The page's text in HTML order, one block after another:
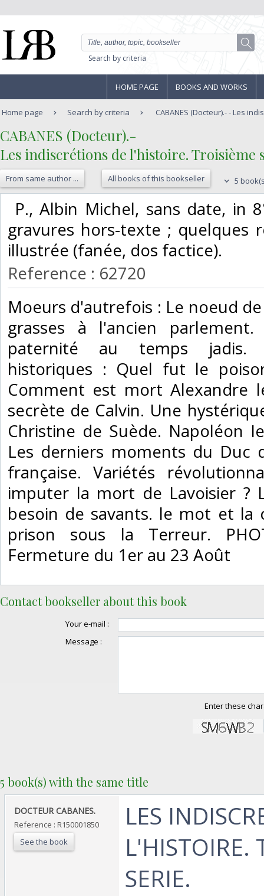
Search by criteria
HOME PAGE BOOKS AND WORKS
Home page Search by criteria CABANES (Docteur).- - Les
‎CABANES (Docteur).-‎
‎Les indiscrétions de l'histoire. Troisième
From same author ... All books of this bookseller 5
P., Albin Michel, sans date, in
gravures hors-texte ; quelques
illustrée (fanée, dos factice). ‎
Reference : 62720
‎Moeurs d'autrefois : Le noeud
grasses à l'ancien
paternité au temps jadis.
historiques : Quel fut le
Comment est mort Alexandre
secrète de Calvin. Une
Christine de Suède. Napoléon
Les derniers moments du Duc
française. Variétés
imputer la mort de Lavoisier ?
besoin de savants. le mot et la
prison sous la Terreur.
Fermeture du 1er au 23 Août‎
Contact bookseller about this book
Your e-mail :
Message :
Enter these
5 book(s) with the same title
‎DOCTEUR CABANES.‎
Reference : R150001850
See the book
‎LES
L'HISTOIRE.
SERIE.‎